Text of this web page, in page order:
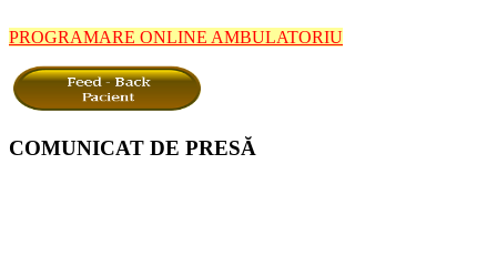
PROGRAMARE ONLINE AMBULATORIU
COMUNICAT DE PRESĂ